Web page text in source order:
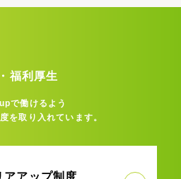
福利厚生
で働けるよう
を取り入れています。